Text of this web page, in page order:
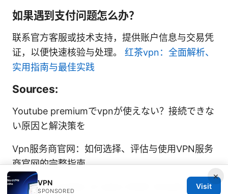
如果遇到支付问题怎么办？
联系官方客服或技术支持，提供账户信息与交易凭
证，以便快速核验与处理。 红茶vpn：全面解析、
实用指南与最佳实践
Sources:
Youtube premiumでvpnが使えない？接続できな
い原因と解決策を
Vpn服务商官网：如何选择、评估与使用VPN服务
商官网的完整指南
Nordvpn number of users 2026: Growth, User
×
VPN
SPONSORED
Visit